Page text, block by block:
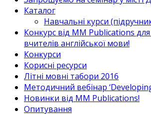
Каталог
Навчальні курси
Конкурс від MM Publications для
вчителів англійської мови!
Конкурси
Корисні ресурси
Літні мовні табори 2016
Методичний вебінар
Новинки від MM Publications!
Опитування